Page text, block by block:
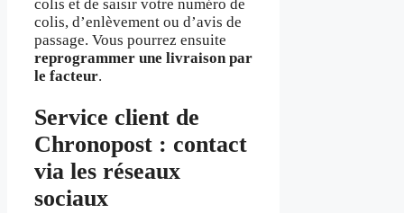
colis et de saisir votre numéro de
colis, d’enlèvement ou d’avis de
passage. Vous pourrez ensuite
reprogrammer une livraison par
le facteur.
Service client de
Chronopost : contact
via les réseaux
sociaux